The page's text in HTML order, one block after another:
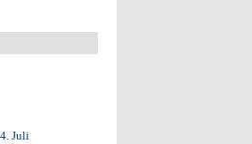
Juli